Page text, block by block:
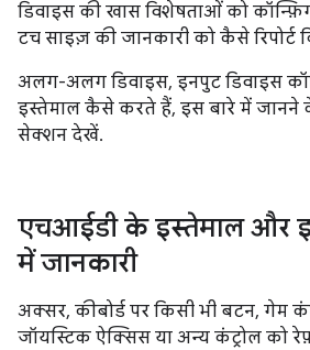
डिवाइस की खास विशेषताओं को
टच साइज़ की जानकारी को कैसे रिपोर्ट
अलग-अलग डिवाइस, इनपुट डिवाइस
इस्तेमाल कैसे करते हैं, इस बारे में जानने
सेक्शन देखें.
एचआईडी के इस्तेमाल और
में जानकारी
अक्सर, कीबोर्ड पर किसी भी बटन, गेम
जॉयस्टिक ऐक्सिस या अन्य कंट्रोल को